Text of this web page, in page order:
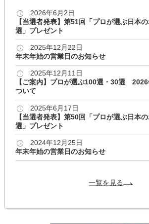
2026年6月2日
【当選者発表】第51回「プロが選ぶ日本
選」プレゼント
2025年12月22日
年末年始の営業日のお知らせ
2025年12月11日
【ご案内】プロが選ぶ100選・30選
ついて
2025年6月17日
【当選者発表】第50回「プロが選ぶ日本
選」プレゼント
2024年12月25日
年末年始の営業日のお知らせ
一覧を見る